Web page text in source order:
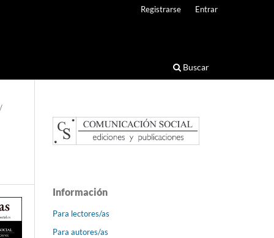
Buscar
Registrarse Entrar
/
Información
Para lectores/as
Para autores/as